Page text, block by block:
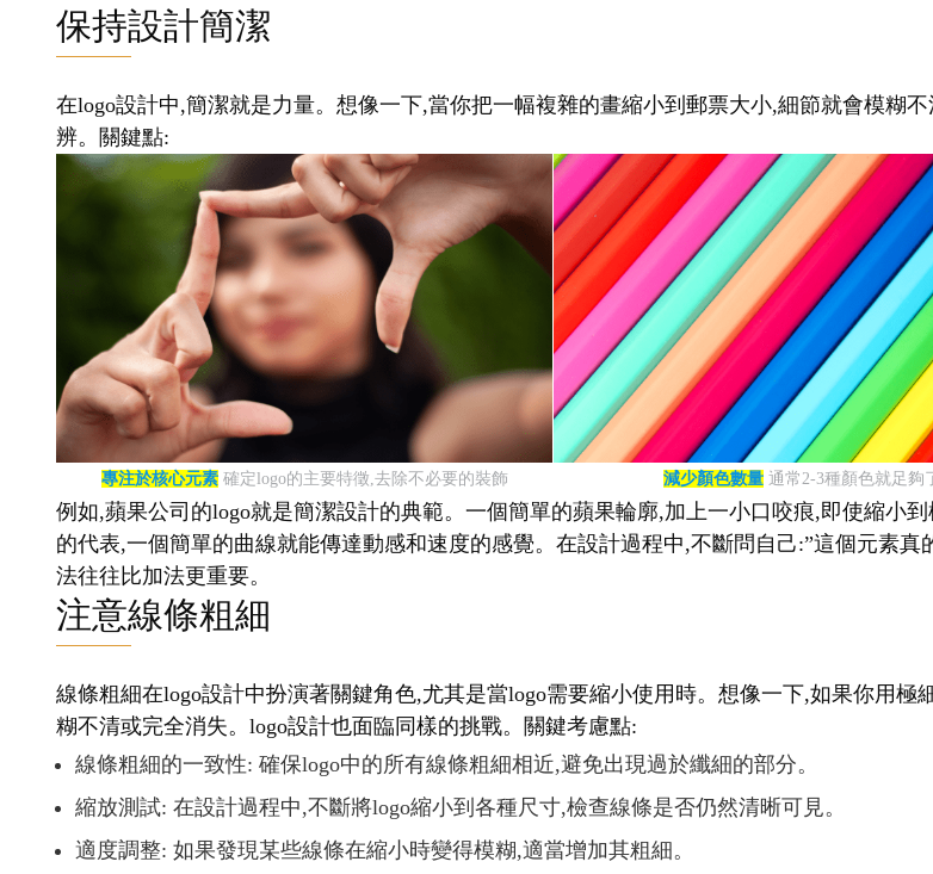
保持設計簡潔
在logo設計中,簡潔就是力量。想像一下,當你把一幅複雜的畫縮小到郵票大小,細節就會模糊
辨。關鍵點:
專注於核心元素確定logo的主要特徵,去除不必要的裝飾 減少顏色數量通常2-3種顏色就足夠
例如,蘋果公司的logo就是簡潔設計的典範。一個簡單的蘋果輪廓,加上一小口咬痕,即使縮小
的代表,一個簡單的曲線就能傳達動感和速度的感覺。在設計過程中,不斷問自己:”這個元素
法往往比加法更重要。
注意線條粗細
線條粗細在logo設計中扮演著關鍵角色,尤其是當logo需要縮小使用時。想像一下,如果你用
糊不清或完全消失。logo設計也面臨同樣的挑戰。關鍵考慮點:
線條粗細的一致性: 確保logo中的所有線條粗細相近,避免出現過於纖細的部分。
縮放測試: 在設計過程中,不斷將logo縮小到各種尺寸,檢查線條是否仍然清晰可見。
適度調整: 如果發現某些線條在縮小時變得模糊,適當增加其粗細。